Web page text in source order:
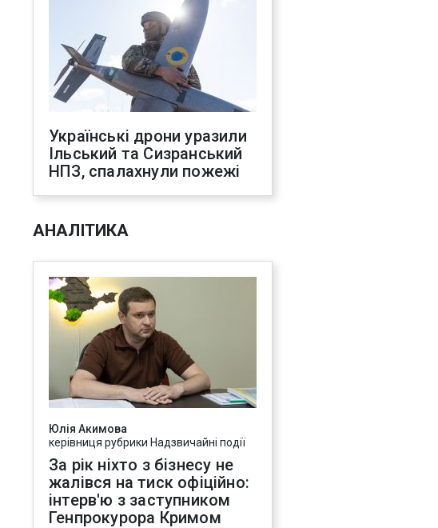
Українські дрони уразили
Ільський та Сизранський
НПЗ, спалахнули пожежі
АНАЛІТИКА
Юлія Акимова
керівниця рубрики Надзвичайні події
За рік ніхто з бізнесу не
жалівся на тиск офіційно:
інтерв'ю з заступником
Генпрокурора Кримом